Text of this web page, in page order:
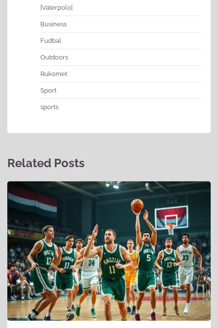
[Vaterpolo]
Business
Fudbal
Outdoors
Rukomet
Sport
sports
Related Posts